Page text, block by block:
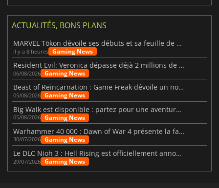
ACTUALITÉS, BONS PLANS
MARVEL Tōkon dévoile ses débuts et sa feuille de route
il y a 8 heures Gaming News
Resident Evil: Veronica dépasse déjà 2 millions de wishlists
06/08/2026 Gaming News
Beast of Reincarnation : Game Freak dévoile un nouveau pari
05/08/2026 Gaming News
Big Walk est disponible : partez pour une aventure entre amis
05/08/2026 Gaming News
Warhammer 40 000 : Dawn of War 4 présente la faction des Nécrons
30/07/2026 Gaming News
Le DLC Nioh 3 : Hell Rising est officiellement annoncé
29/07/2026 Gaming News